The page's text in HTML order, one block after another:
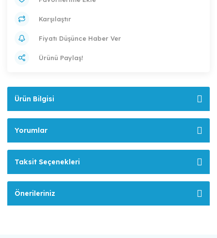
Karşılaştır
Fiyatı Düşünce Haber Ver
Ürünü Paylaş!
Ürün Bilgisi
Yorumlar
Taksit Seçenekleri
Önerileriniz